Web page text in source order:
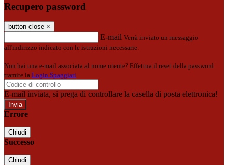
Recupero password
button close ×
E-mail Verrà inviato un messaggio
all'indirizzo indicato con le istruzioni necessarie.
Non hai una e-mail associata al nome utente? Effettua il reset della password
tramite la Login Spaggiari
E-mail inviata, si prega di controllare la casella di posta elettronica!
Errore
Chiudi
Successo
Chiudi